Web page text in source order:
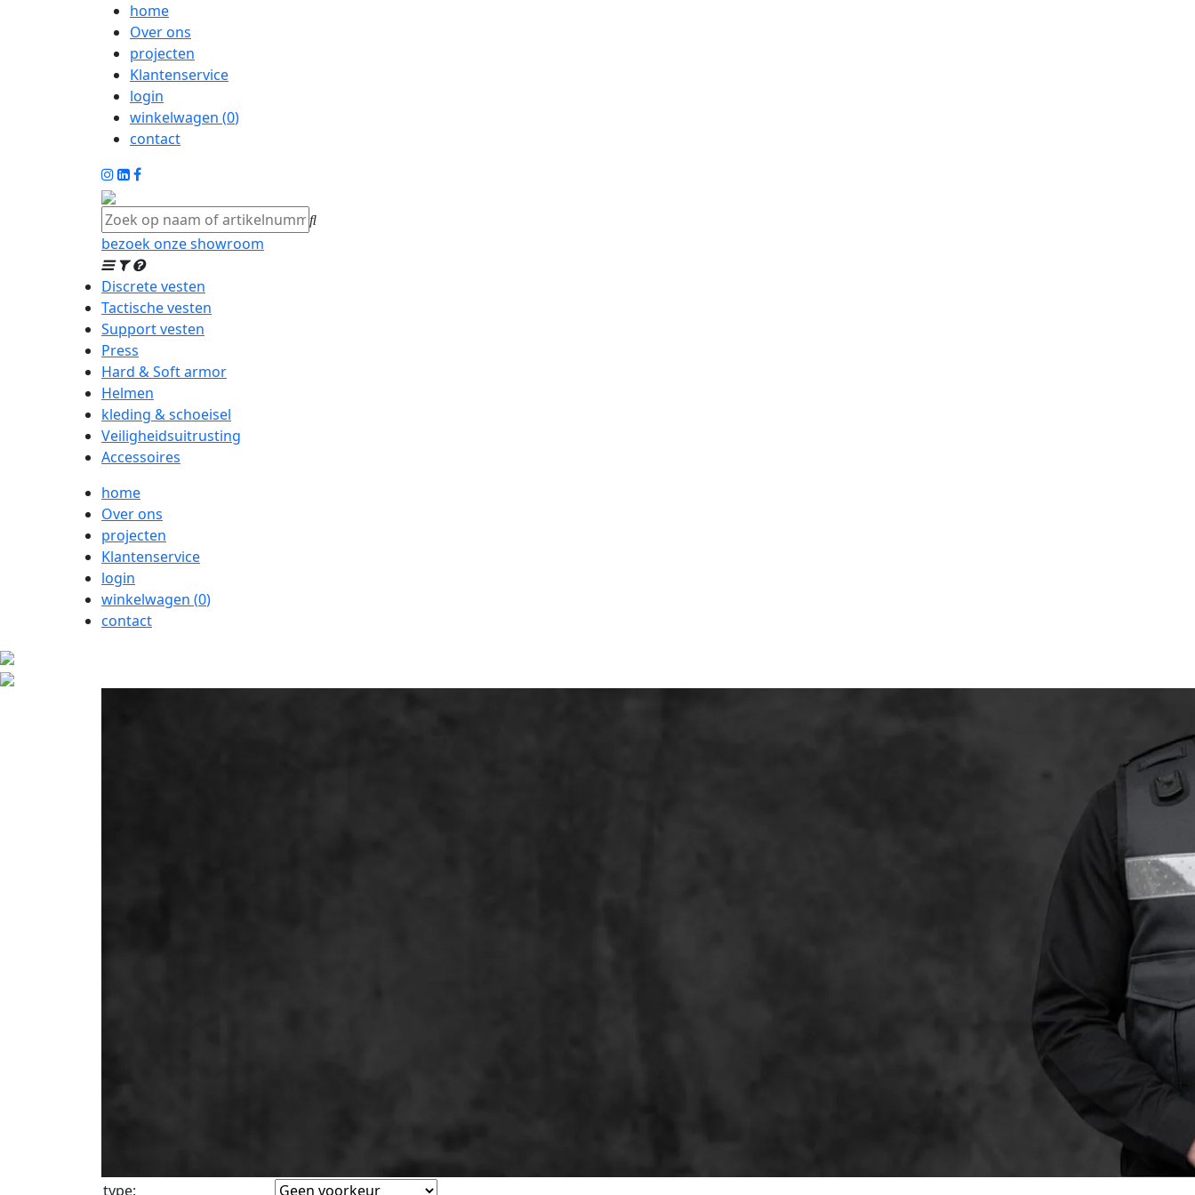
home
Over ons
projecten
Klantenservice
login
winkelwagen (0)
contact
bezoek onze showroom
Discrete vesten
Tactische vesten
Support vesten
Press
Hard & Soft armor
Helmen
kleding & schoeisel
Veiligheidsuitrusting
Accessoires
home
Over ons
projecten
Klantenservice
login
winkelwagen (0)
contact
type: